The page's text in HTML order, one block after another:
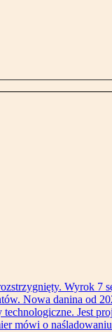
Wyrok 7
Nowa danina od
Jest
mówi o